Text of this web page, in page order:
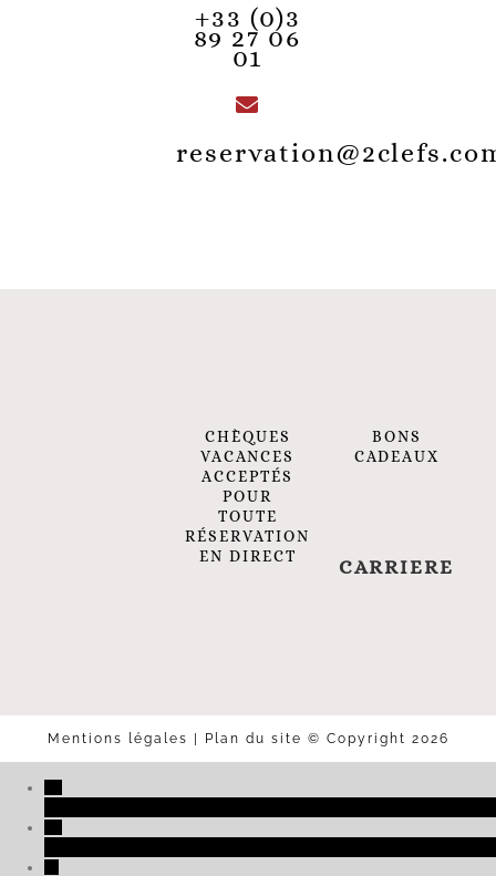
+33 (0)3
89 27 06
01
CHÈQUES
VACANCES
ACCEPTÉS
POUR
TOUTE
RÉSERVATION
EN DIRECT
BONS
CADEAUX
CARRIERE
Mentions légales Plan du site © Copyright 2026